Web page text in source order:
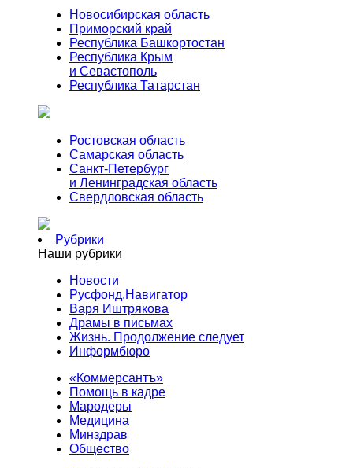
Новосибирская область
Приморский край
Республика Башкортостан
Республика Крым
и Севастополь
Республика Татарстан
Ростовская область
Самарская область
Санкт-Петербург
и Ленинградская область
Свердловская область
Рубрики
Наши рубрики
Новости
Русфонд.Навигатор
Варя Иштрякова
Драмы в письмах
Жизнь. Продолжение следует
Информбюро
«Коммерсантъ»
Помощь в кадре
Мародеры
Медицина
Минздрав
Общество